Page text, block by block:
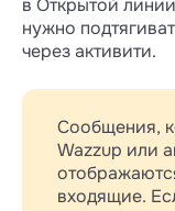
в Открытой
нужно
через активити.
Сообщения,
Wazzup или
входящие.